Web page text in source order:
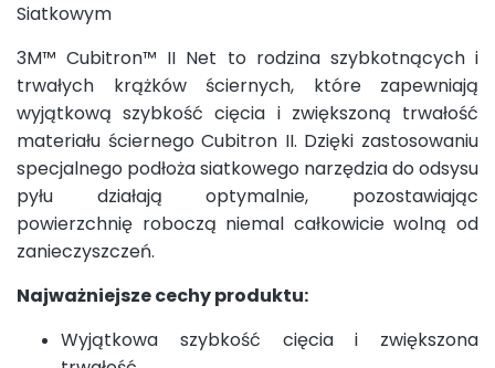
Siatkowym
3M™ Cubitron™ II Net to rodzina szybkotnących i
trwałych krążków ściernych, które zapewniają
wyjątkową szybkość cięcia i zwiększoną trwałość
materiału ściernego Cubitron II. Dzięki zastosowaniu
specjalnego podłoża siatkowego narzędzia do odsysu
pyłu działają optymalnie, pozostawiając
powierzchnię roboczą niemal całkowicie wolną od
zanieczyszczeń.
Najważniejsze cechy produktu:
Wyjątkowa szybkość cięcia i zwiększona